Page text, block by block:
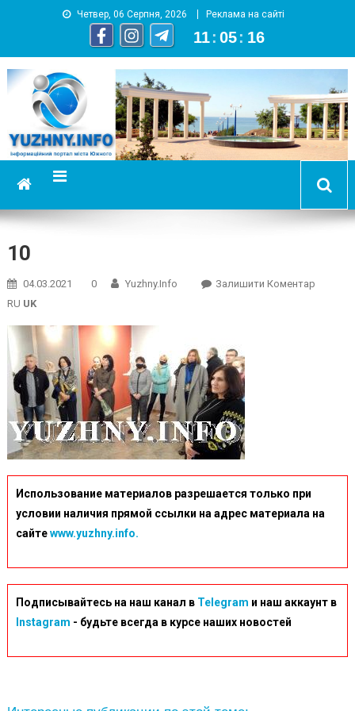
Четвер, 06 Серпня, 2026 Реклама на сайті
11 : 05 : 16
YUZHNY.INFO
информационный портал города Южный
10
04.03.2021 0 Yuzhny.info Залишити КоментарOn
RU UK
Использование материалов разрешается только при
условии наличия прямой ссылки на адрес материала на
сайтеwww.yuzhny.info.
Подписывайтесь на наш канал в Telegram и наш аккаунт в
Instagram - будьте всегда в курсе наших новостей